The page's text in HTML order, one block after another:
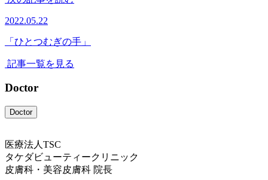
2022.05.22
「ひとつむぎの手」
記事一覧を見る
Doctor
Doctor
医療法人TSC
タケダビューティークリニック
皮膚科・美容皮膚科 院長